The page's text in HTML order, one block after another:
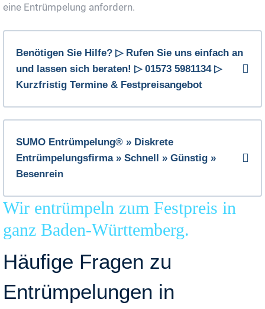
eine Entrümpelung anfordern.
Benötigen Sie Hilfe? ▷ Rufen Sie uns einfach an
und lassen sich beraten! ▷ 01573 5981134 ▷
Kurzfristig Termine & Festpreisangebot
SUMO Entrümpelung® » Diskrete
Entrümpelungsfirma » Schnell » Günstig »
Besenrein
Wir entrümpeln zum Festpreis in
ganz Baden-Württemberg.
Häufige Fragen zu
Entrümpelungen in